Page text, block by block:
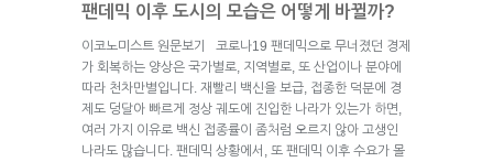
팬데믹 이후 도시의 모습은 어떻게 바뀔까?
이코노미스트 원문보기 코로나19 팬데믹으로 무너졌던 경제
가 회복하는 양상은 국가별로, 지역별로, 또 산업이나 분야에
따라 천차만별입니다. 재빨리 백신을 보급, 접종한 덕분에 경
제도 덩달아 빠르게 정상 궤도에 진입한 나라가 있는가 하면,
여러 가지 이유로 백신 접종률이 좀처럼 오르지 않아 고생인
나라도 많습니다. 팬데믹 상황에서, 또 팬데믹 이후 수요가 몰